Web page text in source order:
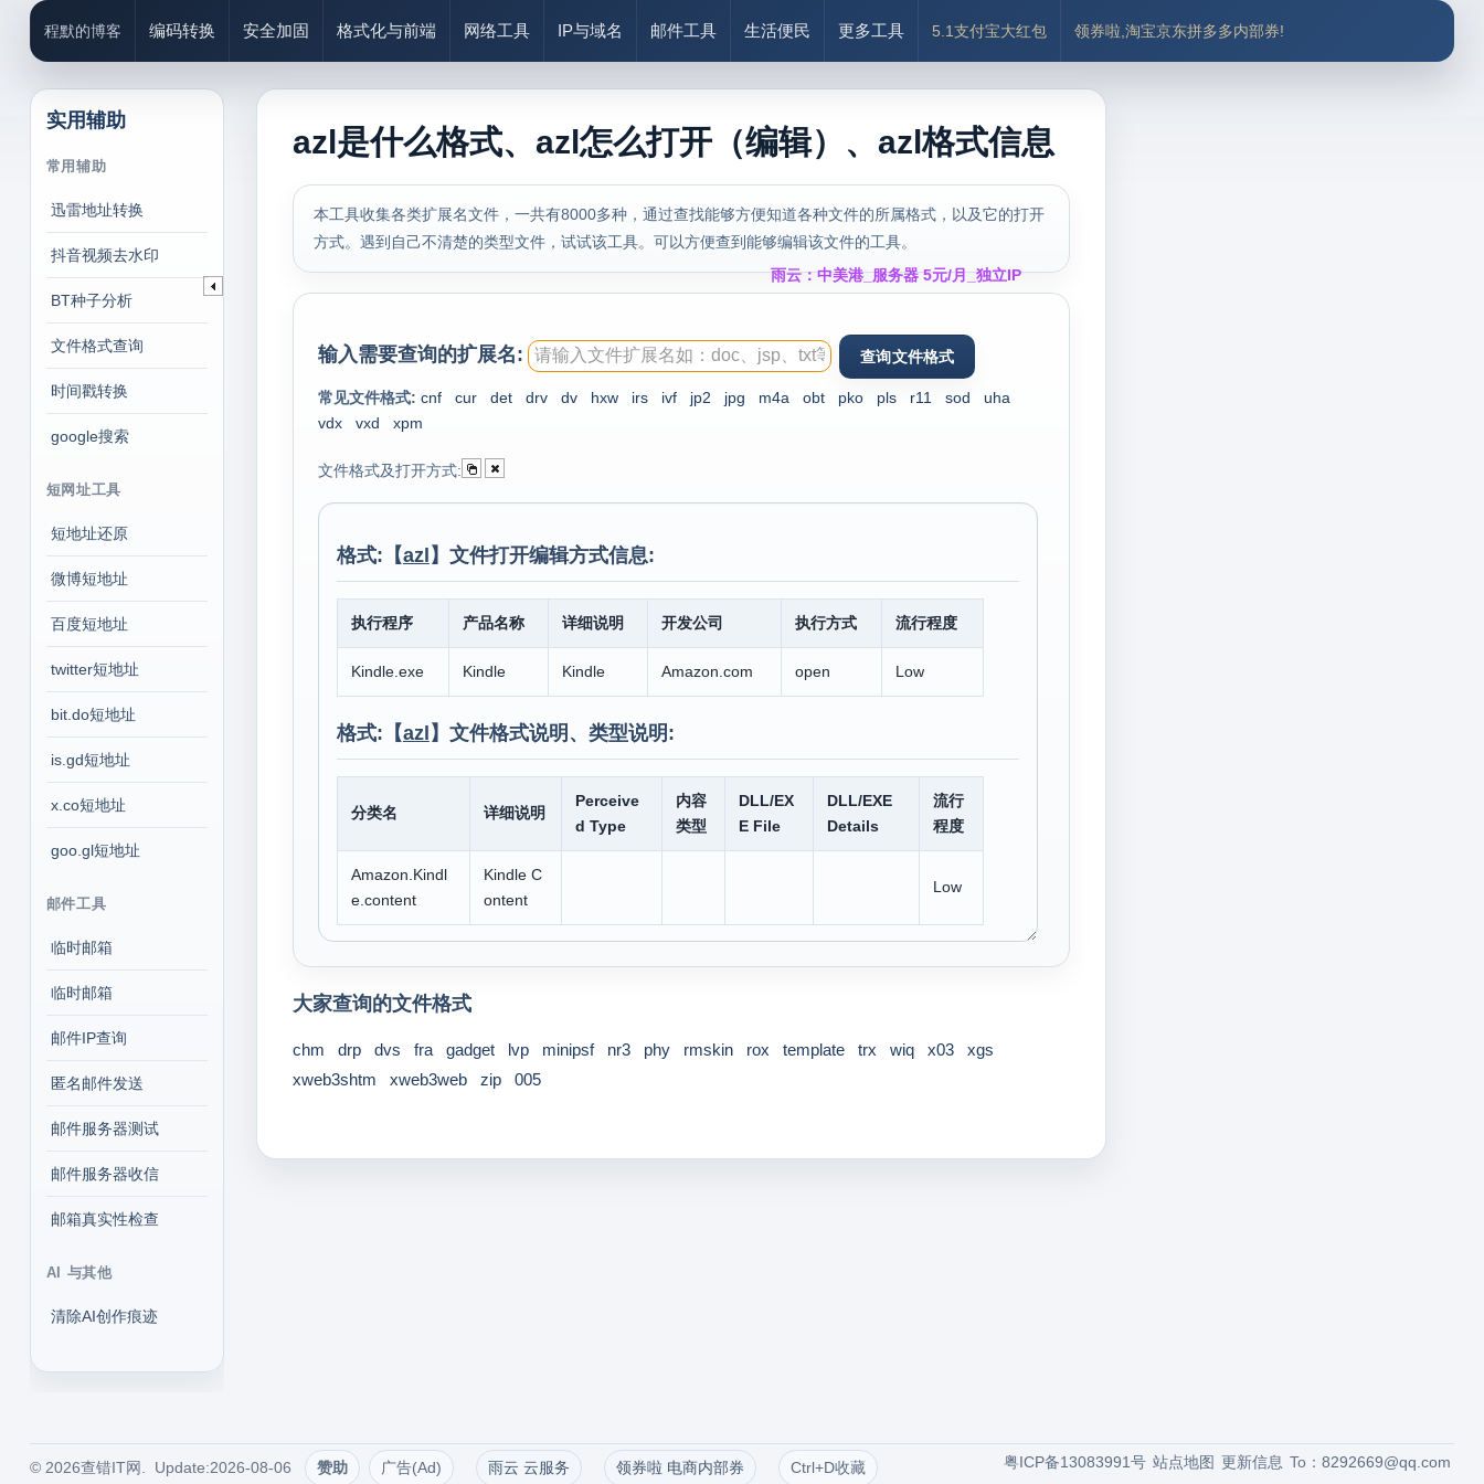
程默的博客 编码转换 安全加固 格式化与前端 网络工具 IP与域名 邮件工具 生活便民 更多工具 5.1支付宝大红包 领券啦,淘宝京东拼多多内部券!
实用辅助
常用辅助
迅雷地址转换
抖音视频去水印
BT种子分析
文件格式查询
时间戳转换
google搜索
短网址工具
短地址还原
微博短地址
百度短地址
twitter短地址
bit.do短地址
is.gd短地址
x.co短地址
goo.gl短地址
邮件工具
临时邮箱
临时邮箱
邮件IP查询
匿名邮件发送
邮件服务器测试
邮件服务器收信
邮箱真实性检查
AI 与其他
清除AI创作痕迹
azl是什么格式、azl怎么打开（编辑）、azl格式信息
本工具收集各类扩展名文件，一共有8000多种，通过查找能够方便知道各种文件的所属格式，以及它的打开
方式。遇到自己不清楚的类型文件，试试该工具。可以方便查到能够编辑该文件的工具。
雨云：中美港_服务器 5元/月_独立IP
输入需要查询的扩展名:
常见文件格式: cnf cur det drv dv hxw irs ivf jp2 jpg m4a obt pko pls r11 sod
uha
vdx
vxd xpm
文件格式及打开方式:
格式:【azl 】文件打开编辑方式信息:
执行程序 产品名称 详细说明 开发公司 执行方式 流行程度
Kindle.exe Kindle Kindle Amazon.com open Low
格式:【azl 】文件格式说明、类型说明:
分类名 详细说明
Perceive
d Type
内容
类型
DLL/EX
E File
DLL/EXE
Details
流行
程度
Amazon.Kindl
e.content
Kindle C
ontent
Low
大家查询的文件格式
chm drp dvs fra gadget lvp minipsf nr3 phy rmskin rox template trx wiq x03
xgs
xweb3shtm
xweb3web zip 005
© 2026查错IT网. Update:2026-08-06 赞助 广告(Ad) 雨云 云服务 领券啦 电商内部券 Ctrl+D收藏 To：8292669@qq.com
更新信息
站点地图
粤ICP备13083991号